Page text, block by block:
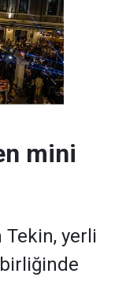
mini
Tekin, yerli